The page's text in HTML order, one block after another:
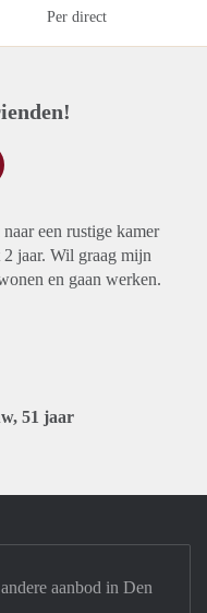
Per direct
een rustige kamer
jaar. Wil graag mijn
en gaan werken.
51 jaar
aanbod in Den